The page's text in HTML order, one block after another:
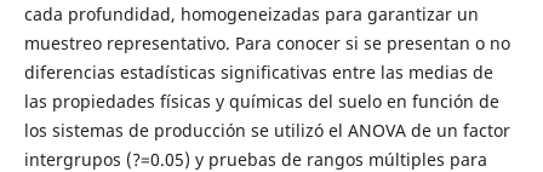
cada profundidad, homogeneizadas para garantizar un
muestreo representativo. Para conocer si se presentan o no
diferencias estadísticas significativas entre las medias de
las propiedades físicas y químicas del suelo en función de
los sistemas de producción se utilizó el ANOVA de un factor
intergrupos (?=0.05) y pruebas de rangos múltiples para